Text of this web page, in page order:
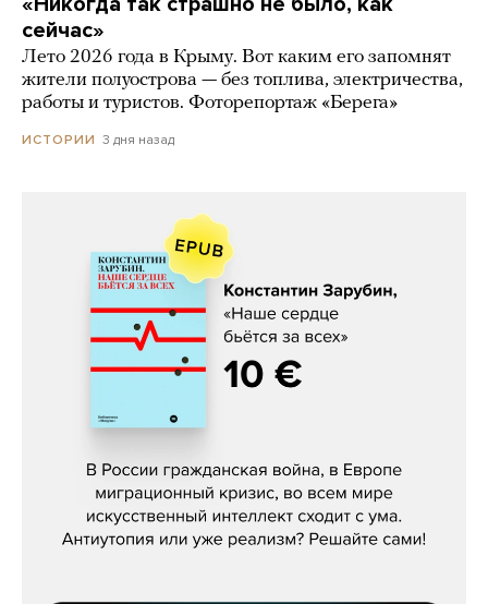
сейчас»
Лето 2026 года в Крыму. Вот каким его запомнят
жители полуострова — без топлива, электричества,
работы и туристов. Фоторепортаж «Берега»
ИСТОРИИ 3 дня назад
Константин Зарубин, «Наше сердце